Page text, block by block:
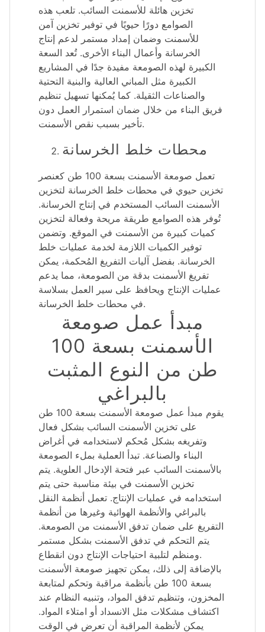
تخزين هائلة للأسمنت السائب. تلعب هذه
الصوامع دورًا حيويًا في توفير تخزين آمن
للأسمنت وضمان إمداد مستمر لدعم إنتاج
الخرسانة وأعمال البناء الأخرى. تُعد السعة
الكبيرة لهذه الصومعة مفيدة جدًا في المشاريع
الكبيرة مثل المباني العالية والبنية التحتية
والصناعات الثقيلة. كما يُمكنها تسهيل تنظيم
فريق البناء من خلال ضمان استمرار العمل دون
تأخير بسبب نقص الأسمنت.
محطات خلط الخرسانة
تعمل صومعة الأسمنت بسعة 100 طن كعنصر
تخزين حيوي في محطات خلط الخرسانة لتخزين
الأسمنت السائب المستخدم في إنتاج الخرسانة.
تُوفر هذه الصوامع طريقة مريحة وفعالة لتخزين
كميات كبيرة من الأسمنت في الموقع. وتضمن
توفير الكميات اللازمة لخدمة عمليات خلط
الخرسانة. بفضل آليات التفريغ المُحكمة، يمكن
تفريغ الأسمنت بدقة من الصومعة، مما يدعم
عمليات الإنتاج ويحافظ على سير العمل بسلاسة
في محطات خلط الخرسانة.
مبدأ عمل صومعة
الأسمنت بسعة 100
طن من النوع المثبت
بالبراغي
يقوم مبدأ عمل صومعة الأسمنت بسعة 100 طن
على تخزين الأسمنت السائب بشكل فعال
وتفريغه بشكل مُحكم لاستخدامه في أغراض
البناء والصناعة. تبدأ العملية بملء الصومعة
بالأسمنت السائب عبر فتحة الإدخال العلوية. يتم
تخزين الأسمنت في بيئة مناسبة حتى يتم
استخدامه في عمليات الإنتاج. تعمل أنظمة النقل
بالبراغي والأنظمة الهوائية وغيرها من أنظمة
التفريغ على ضمان تدفق الأسمنت من الصومعة.
يتم التحكم في تدفق الأسمنت بشكل مستمر
ومنظم لتلبية احتياجات الإنتاج دون انقطاع.
بالإضافة إلى ذلك، يمكن تجهيز صومعة الأسمنت
بسعة 100 طن بأنظمة مراقبة وتحكم لمتابعة
المخزون، وتنظيم تدفق المواد، وتنبيه النظام عند
اكتشاف مشكلات مثل الانسداد أو امتلاء المواد.
يمكن لأنظمة المراقبة أن تعرض في الوقت